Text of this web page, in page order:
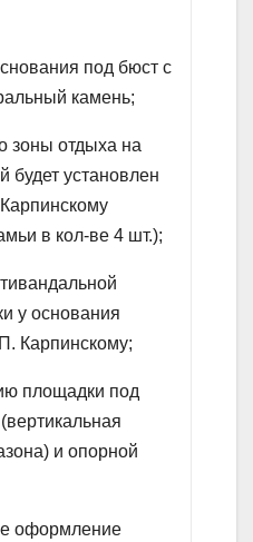
под бюст с
камень;
отдыха на
будет установлен
в кол-ве 4 шт.);
у основания
Карпинскому;
площадки под
и опорной